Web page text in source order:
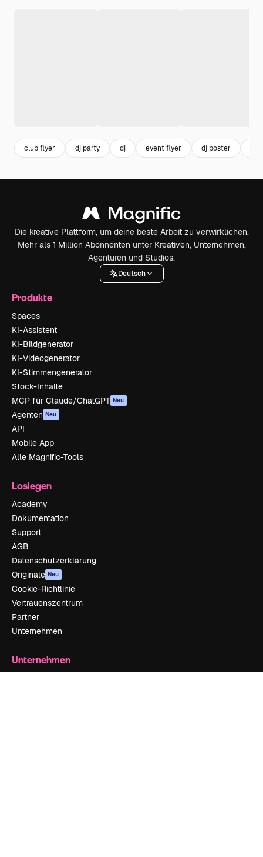
club flyer dj party dj event flyer dj poster
Die kreative Plattform, um deine beste Arbeit zu verwirklichen.
Mehr als 1 Million Abonnenten unter Kreativen, Unternehmen,
Agenturen und Studios.
Deutsch
Produkte
Spaces
KI-Assistent
KI-Bildgenerator
KI-Videogenerator
KI-Stimmengenerator
Stock-Inhalte
MCP für Claude/ChatGPT Neu
Agenten Neu
API
Mobile App
Alle Magnific-Tools
Loslegen
Academy
Dokumentation
Support
AGB
Datenschutzerklärung
Originale Neu
Cookie-Richtlinie
Vertrauenszentrum
Partner
Unternehmen
Unternehmen